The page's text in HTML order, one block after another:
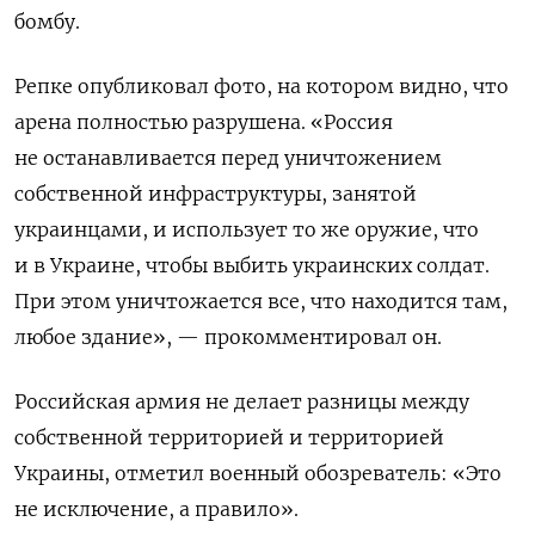
бомбу.
Репке опубликовал фото, на котором видно, что
арена полностью разрушена. «Россия
не останавливается перед уничтожением
собственной инфраструктуры, занятой
украинцами, и использует то же оружие, что
и в Украине, чтобы выбить украинских солдат.
При этом уничтожается все, что находится там,
любое здание», — прокомментировал он.
Российская армия не делает разницы между
собственной территорией и территорией
Украины, отметил военный обозреватель: «Это
не исключение, а правило».